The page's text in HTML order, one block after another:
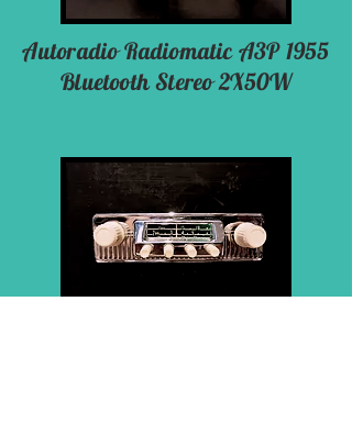
Autoradio Radiomatic A3P 1955
Bluetooth Stereo 2X50W